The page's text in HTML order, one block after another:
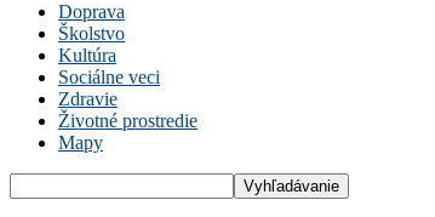
Doprava
Školstvo
Kultúra
Sociálne veci
Zdravie
Životné prostredie
Mapy